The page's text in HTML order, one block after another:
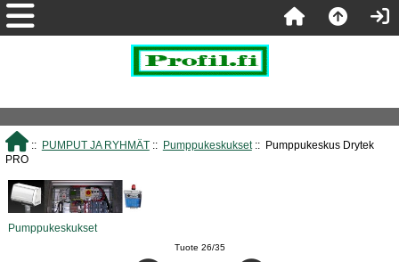
:: PUMPUT JA RYHMÄT:: Pumppukeskukset:: Pumppukeskus Drytek
PRO
Pumppukeskukset
Tuote 26/35